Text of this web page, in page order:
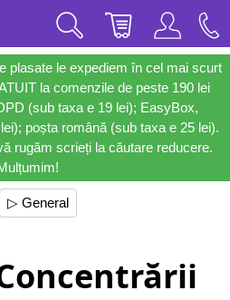
plasate le expediem în cel mai scurt
la comenzile de peste 190 lei
(sub taxa e 19 lei); EasyBox,
poșta română (sub taxa e 25 lei).
rugăm scrieți la căutare reducere.
▷ General